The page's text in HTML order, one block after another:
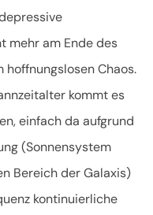
mehr am Ende des
hoffnungslosen Chaos.
kommt es
einfach da aufgrund
(Sonnensystem
Bereich der Galaxis)
kontinuierliche